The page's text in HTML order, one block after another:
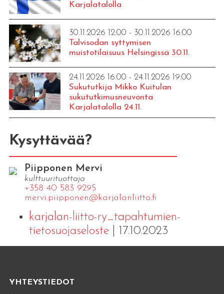
Karjalatalolla
30.11.2026 12:00 - 30.11.2026 16:00
Talvisodan syttymisen
muistotilaisuus Helsingissä 30.11.
24.11.2026 16:00 - 24.11.2026 19:00
Sukututkija Mikko Kuitulan
sukututkimusneuvonta
Karjalatalolla 24.11.
Kysyttävää?
Piipponen Mervi
kulttuurituottaja
+358 40 583 9295
mervi.​piipponen@​kar​jala​nlii​tto.​fi
karjalan-liitto-ry_tapahtumien-
tietosuojaseloste| 17.10.2023
YHTEYSTIEDOT